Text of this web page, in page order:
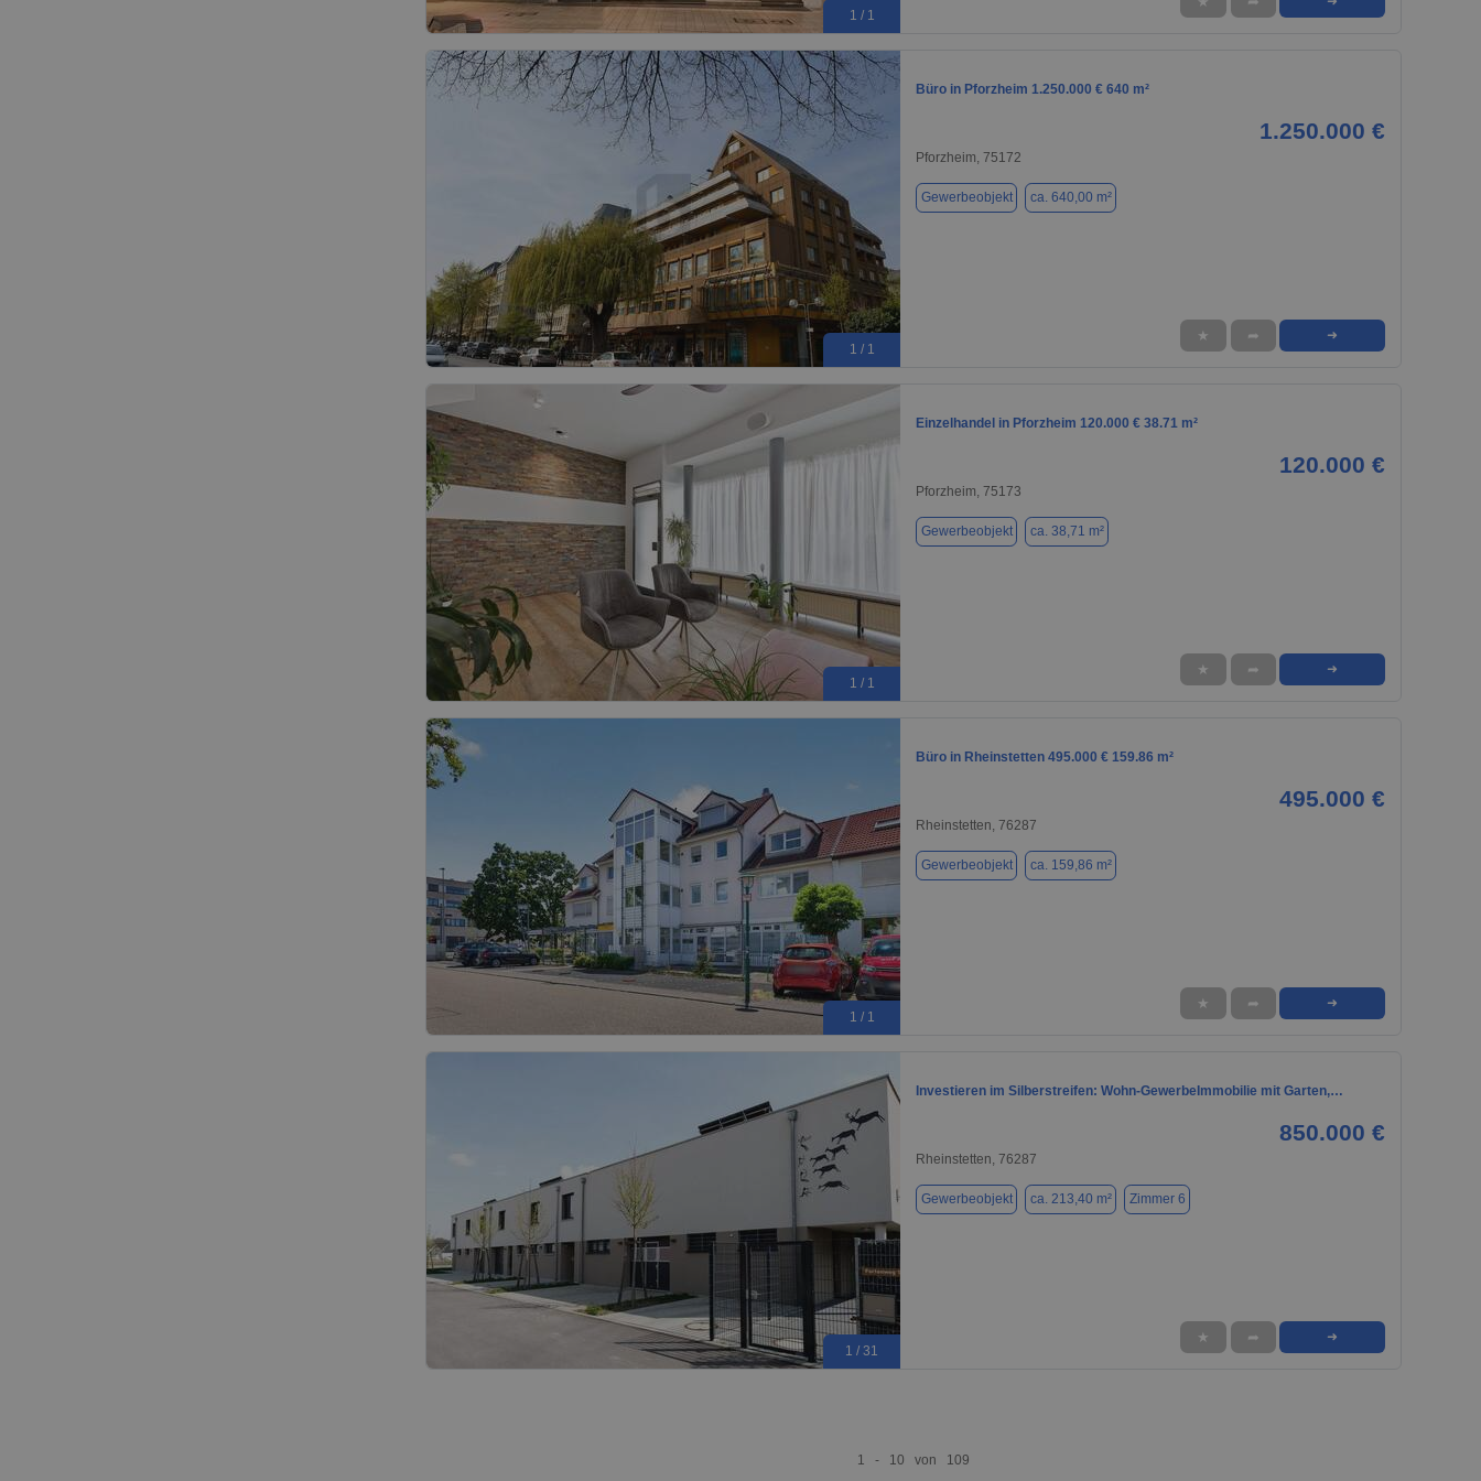
1 / 1
1 / 1
Büro in Pforzheim 1.250.000 € 640 m²
1.250.000 €
Pforzheim, 75172
Gewerbeobjekt ca. 640,00 m²
★ ➦ ➜
1 / 1
Einzelhandel in Pforzheim 120.000 € 38.71 m²
120.000 €
Pforzheim, 75173
Gewerbeobjekt ca. 38,71 m²
★ ➦ ➜
1 / 1
Büro in Rheinstetten 495.000 € 159.86 m²
495.000 €
Rheinstetten, 76287
Gewerbeobjekt ca. 159,86 m²
★ ➦ ➜
1 / 31
Investieren im Silberstreifen: Wohn-GewerbeImmobilie mit Garten,…
850.000 €
Rheinstetten, 76287
Gewerbeobjekt ca. 213,40 m² Zimmer 6
★ ➦ ➜
1 - 10 von 109